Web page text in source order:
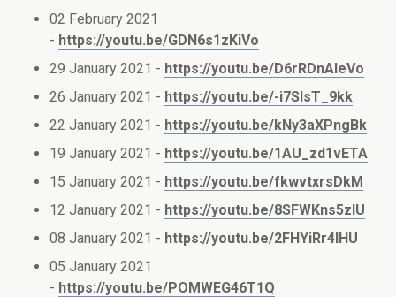
02 February 2021
- https://youtu.be/GDN6s1zKiVo
29 January 2021 - https://youtu.be/D6rRDnAleVo
26 January 2021 - https://youtu.be/-i7SIsT_9kk
22 January 2021 - https://youtu.be/kNy3aXPngBk
19 January 2021 - https://youtu.be/1AU_zd1vETA
15 January 2021 - https://youtu.be/fkwvtxrsDkM
12 January 2021 - https://youtu.be/8SFWKns5zlU
08 January 2021 - https://youtu.be/2FHYiRr4lHU
05 January 2021
- https://youtu.be/POMWEG46T1Q